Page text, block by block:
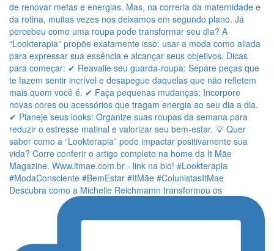
Descubra como a Michelle Reichmamn transformou os